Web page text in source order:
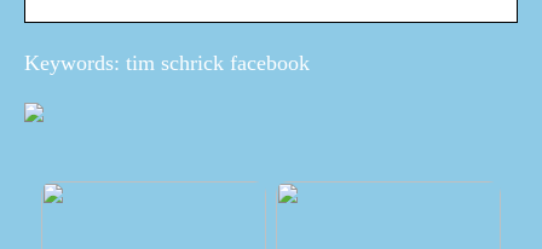
Keywords: tim schrick facebook